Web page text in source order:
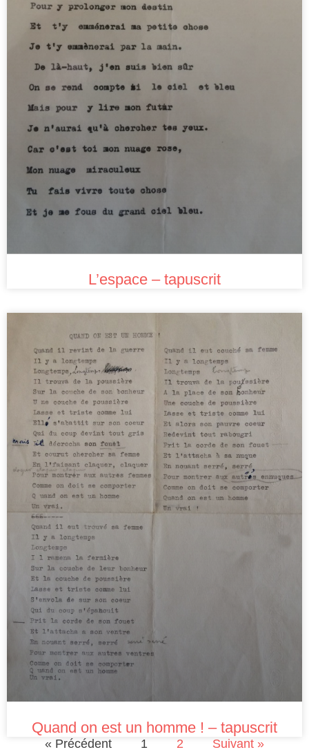
L’espace – tapuscrit
Quand on est un homme ! – tapuscrit
« Précédent 1 2 Suivant »